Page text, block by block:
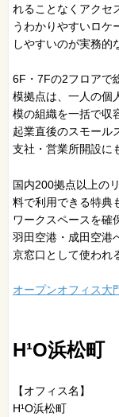
れることなくアクセ
うわかりやすいロケ
しやすいのが実務的
6F・7Fの2フロアで
模拠点は、一人の個
模の組織を一括で収
起業直後のスモール
支社・営業所開設に
国内200拠点以上の
料で利用できる特典
ワークスペースを確
羽田空港・成田空港
京窓口として使われ
オープンオフィス大
H¹O浜松町
【オフィス名】
H¹O浜松町